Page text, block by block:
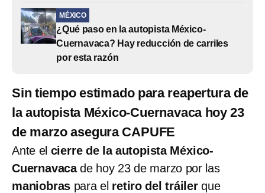
MÉXICO
¿Qué paso en la autopista México-
Cuernavaca? Hay reducción de carriles
por esta razón
Sin tiempo estimado para reapertura de
la autopista México-Cuernavaca hoy 23
de marzo asegura CAPUFE
Ante el cierre de la autopista México-
Cuernavacade hoy 23 de marzo por las
maniobras para el retiro del tráilerque